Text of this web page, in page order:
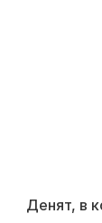
Денят, в